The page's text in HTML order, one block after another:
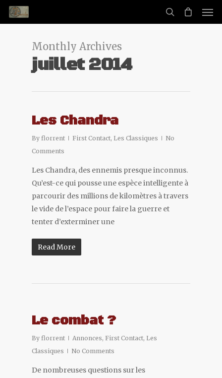
Monthly Archives
juillet 2014
Les Chandra
By florrent First Contact, Les Classiques
No
Comments
Les Chandra, des ennemis presque inconnus.
Qu’est-ce qui pousse une espèce intelligente à
parcourir des millions de kilomètres à travers
le vide de l’espace pour faire la guerre et
tenter d’exterminer une
Read More
Le combat ?
By florrent Annonces, First Contact, Les
Classiques
No Comments
De nombreuses questions sur les